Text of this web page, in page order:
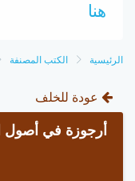
هنا
الرئيسية الكتب المصنفة
عودة للخلف
أرجوزة في